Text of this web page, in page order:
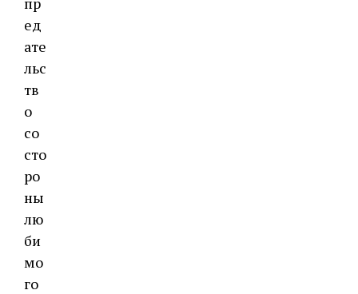
ед
ате
льс
тв
о
со
сто
ро
ны
лю
би
мо
го